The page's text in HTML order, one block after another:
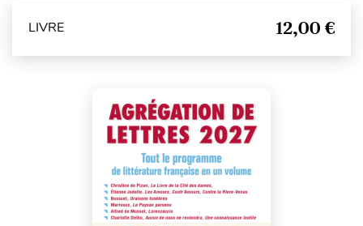
LIVRE 12,00 €